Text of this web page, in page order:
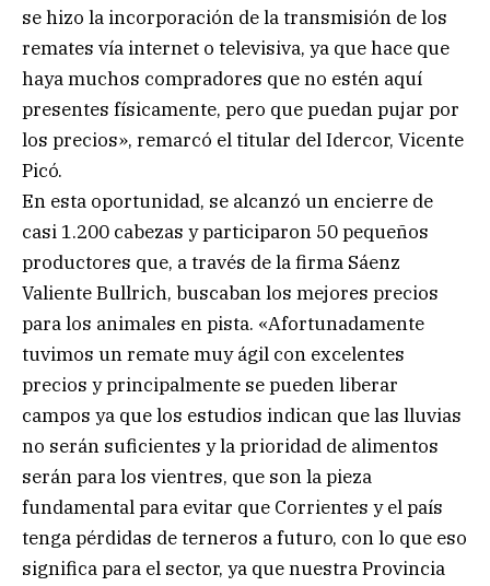
se hizo la incorporación de la transmisión de los
remates vía internet o televisiva, ya que hace que
haya muchos compradores que no estén aquí
presentes físicamente, pero que puedan pujar por
los precios», remarcó el titular del Idercor, Vicente
Picó.
En esta oportunidad, se alcanzó un encierre de
casi 1.200 cabezas y participaron 50 pequeños
productores que, a través de la firma Sáenz
Valiente Bullrich, buscaban los mejores precios
para los animales en pista. «Afortunadamente
tuvimos un remate muy ágil con excelentes
precios y principalmente se pueden liberar
campos ya que los estudios indican que las lluvias
no serán suficientes y la prioridad de alimentos
serán para los vientres, que son la pieza
fundamental para evitar que Corrientes y el país
tenga pérdidas de terneros a futuro, con lo que eso
significa para el sector, ya que nuestra Provincia